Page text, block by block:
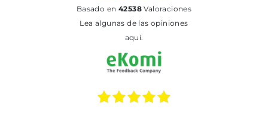
basado en 42538Valoraciones
Lea algunas de las opiniones
aquí.